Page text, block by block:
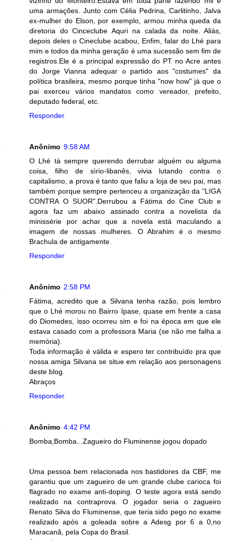
uma armações. Junto com Célia Pedrina, Carlitinho, Jalva
ex-mulher do Elson, por exemplo, armou minha queda da
diretoria do Cinceclube Aquri na calada da noite. Aliás,
depois deles o Cineclube acabou, Enfim, falar do Lhé para
mim e todos da minha geração é uma sucessão sem fim de
registros.Ele é a principal expressão do PT no Acre antes
do Jorge Vianna adequar o partido aos "costumes" da
política brasileira, mesmo porque tinha "now how" já que o
pai exerceu vários mandatos como vereador, prefeito,
deputado federal, etc.
Responder
Anônimo 9:58 AM
O Lhé tá sempre querendo derrubar alguém ou alguma
coisa, filho de sìrio-libanês, vivia lutando contra o
capitalismo, a prova é tanto que faliu a loja de seu pai, mas
também porque sempre pertenceu a organização da "LIGA
CONTRA O SUOR".Derrubou a Fátima do Cine Club e
agora faz um abaixo assinado contra a novelista da
minissérie por achar que a novela está maculando a
imagem de nossas mulheres. O Abrahim é o mesmo
Brachula de antigamente.
Responder
Anônimo 2:58 PM
Fátima, acredito que a Silvana tenha razão, pois lembro
que o Lhé morou no Bairro Ipase, quase em frente a casa
do Diomedes, isso ocorreu sim e foi na época em que ele
estava casado com a professora Maria (se não me falha a
memória).
Toda informação é válida e espero ter contribuído pra que
nossa amiga Silvana se situe em relação aos personagens
deste blog.
Abraços
Responder
Anônimo 4:42 PM
Bomba,Bomba...Zagueiro do Fluminense jogou dopado
Uma pessoa bem relacionada nos bastidores da CBF, me
garantiu que um zagueiro de um grande clube carioca foi
flagrado no exame anti-doping. O teste agora está sendo
realizado na contraprova. O jogador seria o zagueiro
Renato Silva do Fluminense, que teria sido pego no exame
realizado após a goleada sobre a Adesg por 6 a 0,no
Maracanã, pela Copa do Brasil.